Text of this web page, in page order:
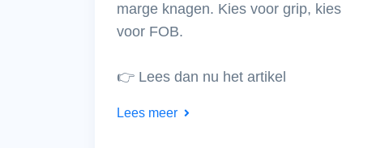
marge knagen. Kies voor grip, kies
voor FOB.
👉 Lees dan nu het artikel
Lees meer